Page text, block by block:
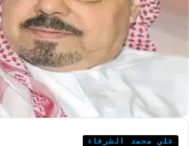
علي محمد الشرفاء